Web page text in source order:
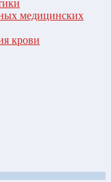
медицинских
крови